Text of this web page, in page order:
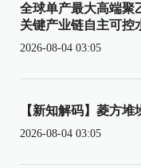
全球单产最大高端聚
关键产业链自主可控
2026-08-04 03:05
【新知解码】菱方堆
2026-08-04 03:05